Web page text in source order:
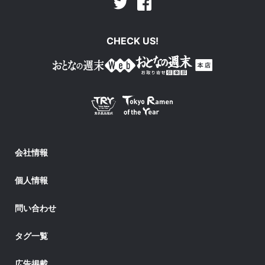
Twitter
CHECK US!
会社情報
個人情報
問い合わせ
タグ一覧